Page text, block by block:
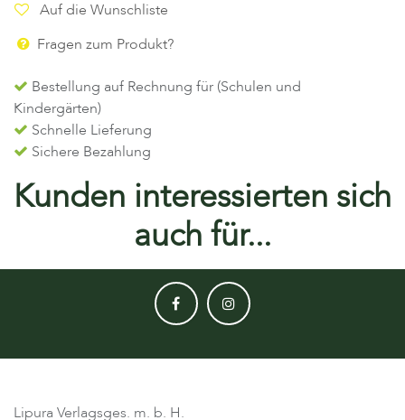
Auf die Wunschliste
Fragen zum Produkt?
Bestellung auf Rechnung für (Schulen und
Kindergärten)
Schnelle Lieferung
Sichere Bezahlung
Kunden interessierten sich
auch für...
Lipura Verlagsges. m. b. H.